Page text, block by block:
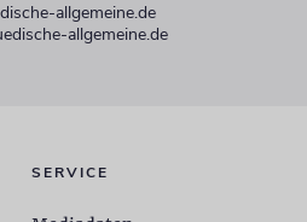
allgemeine.de
allgemeine.de
SERVICE